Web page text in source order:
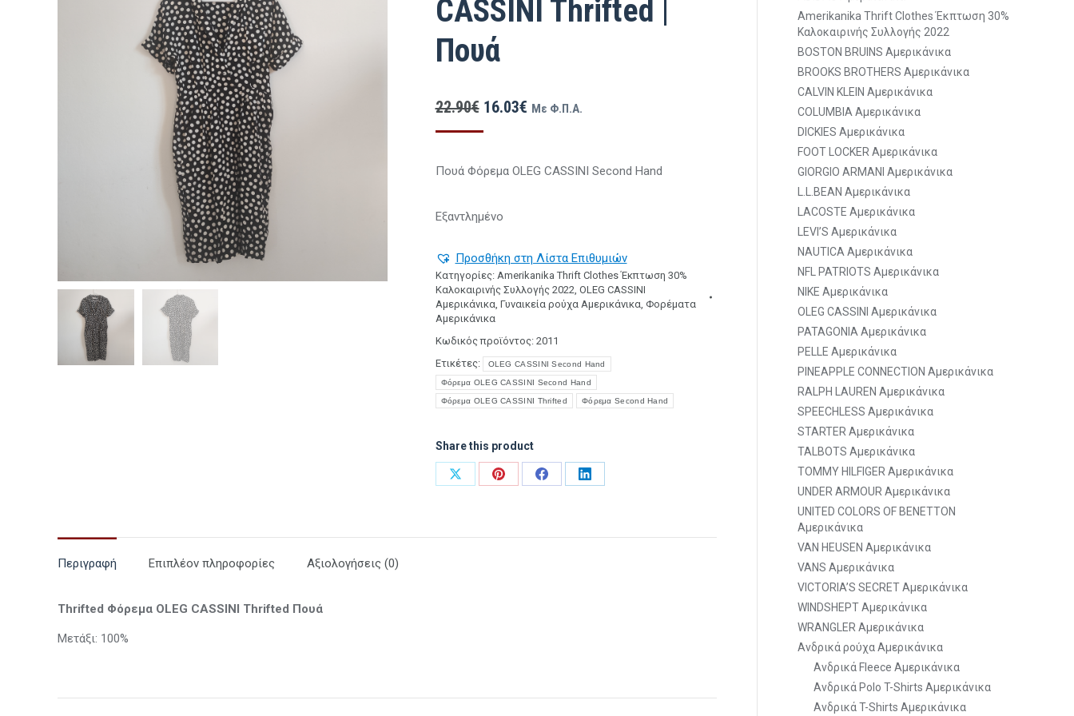
CASSINI Thrifted |
Πουά
22.90€ Original
price
22.90€.
16.03€Η
είναι:
Με Φ.Π.Α.
Πουά Φόρεμα OLEG CASSINI Second Ηand
Εξαντλημένο
Προσθήκη στη Λίστα Επιθυμιών
Κατηγορίες: Amerikanika Thrift Clothes Έκπτωση 30%
Καλοκαιρινής Συλλογής 2022, OLEG CASSINI
Αμερικάνικα, Γυναικεία ρούχα Αμερικάνικα, Φορέματα
Αμερικάνικα
Κωδικός προϊόντος: 2011
Ετικέτες:
OLEG CASSINI Second Hand
Φόρεμα OLEG CASSINI Second Hand
Φόρεμα OLEG CASSINI Thrifted Φόρεμα Second Hand
Share this product
Share
Share
Share
Share
Περιγραφή Επιπλέον πληροφορίες Αξιολογήσεις (0)
Thrifted Φόρεμα OLEG CASSINI Thrifted Πουά
Μετάξι: 100%
Amerikanika Thrift Clothes Έκπτωση 30%
Καλοκαιρινής Συλλογής 2022
BOSTON BRUINS Αμερικάνικα
BROOKS BROTHERS Αμερικάνικα
CALVIN KLEIN Αμερικάνικα
COLUMBIA Αμερικάνικα
DICKIES Αμερικάνικα
FOOT LOCKER Αμερικάνικα
GIORGIO ARMANI Αμερικάνικα
L.L.BEAN Αμερικάνικα
LACOSTE Αμερικάνικα
LEVI’S Αμερικάνικα
NAUTICA Αμερικάνικα
NFL PATRIOTS Αμερικάνικα
NIKE Αμερικάνικα
OLEG CASSINI Αμερικάνικα
PATAGONIA Αμερικάνικα
PELLE Αμερικάνικα
PINEAPPLE CONNECTION Αμερικάνικα
RALPH LAUREN Αμερικάνικα
SPEECHLESS Αμερικάνικα
STARTER Αμερικάνικα
TALBOTS Αμερικάνικα
TOMMY HILFIGER Αμερικάνικα
UNDER ARMOUR Αμερικάνικα
UNITED COLORS OF BENETTON
Αμερικάνικα
VAN HEUSEN Αμερικάνικα
VANS Αμερικάνικα
VICTORIA’S SECRET Αμερικάνικα
WINDSHEPT Αμερικάνικα
WRANGLER Αμερικάνικα
Ανδρικά ρούχα Αμερικάνικα
Ανδρικά Fleece Αμερικάνικα
Ανδρικά Polo T-Shirts Αμερικάνικα
Ανδρικά T-Shirts Αμερικάνικα